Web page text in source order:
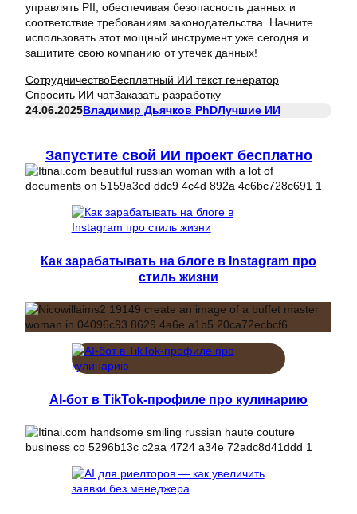
управлять PII, обеспечивая безопасность данных и
соответствие требованиям законодательства. Начните
использовать этот мощный инструмент уже сегодня и
защитите свою компанию от утечек данных!
СотрудничествоБесплатный ИИ текст генератор
Спросить ИИ чатЗаказать разработку
24.06.2025Владимир Дьячков PhDЛучшие ИИ
Запустите свой ИИ проект бесплатно
Как зарабатывать на блоге в Instagram про
стиль жизни
AI-бот в TikTok-профиле про кулинарию